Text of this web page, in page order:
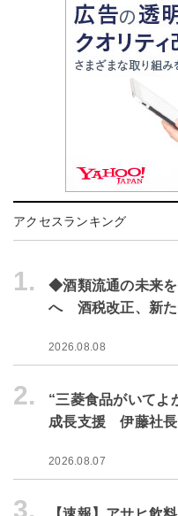
アクセスランキング
1.
◆酒類流通の未来
へ 酒税改正、新た
2026.08.08
2.
“三菱食品がいて
成長支援 伊藤社
2026.08.07
3.